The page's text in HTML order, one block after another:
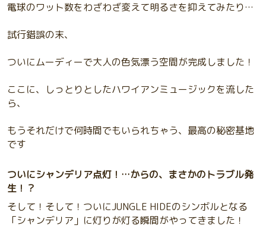
電球のワット数をわざわざ変えて明るさを抑えてみたり…
試行錯誤の末、
ついにムーディーで大人の色気漂う空間が完成しました！
ここに、しっとりとしたハワイアンミュージックを流した
ら、
もうそれだけで何時間でもいられちゃう、最高の秘密基地
です
ついにシャンデリア点灯！…からの、まさかのトラブル発
生！？
そして！そして！ついにJUNGLE HIDEのシンボルとなる
「シャンデリア」に灯りが灯る瞬間がやってきました！